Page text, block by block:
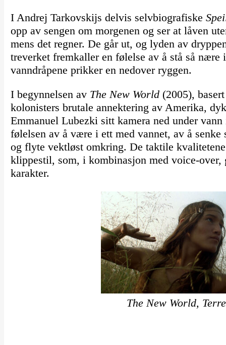
I Andrej Tarkovskijs delvis selvbiografiske
opp av sengen om morgenen og ser at låven
mens det regner. De går ut, og lyden av
treverket fremkaller en følelse av å stå så nære
vanndråpene prikker en nedover ryggen.
I begynnelsen av The New World(2005),
kolonisters brutale annektering av Amerika,
Emmanuel Lubezki sitt kamera ned under
følelsen av å være i ett med vannet, av å senke
og flyte vektløst omkring. De taktile
klippestil, som, i kombinasjon med voice-over,
karakter.
The New World,